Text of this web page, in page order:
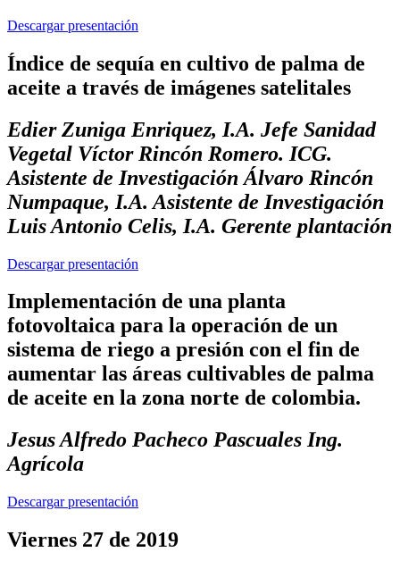
Descargar presentación
Índice de sequía en cultivo de palma de
aceite a través de imágenes satelitales
Edier Zuniga Enriquez, I.A. Jefe Sanidad
Vegetal Víctor Rincón Romero. ICG.
Asistente de Investigación Álvaro Rincón
Numpaque, I.A. Asistente de Investigación
Luis Antonio Celis, I.A. Gerente plantación
Descargar presentación
Implementación de una planta
fotovoltaica para la operación de un
sistema de riego a presión con el fin de
aumentar las áreas cultivables de palma
de aceite en la zona norte de colombia.
Jesus Alfredo Pacheco Pascuales Ing.
Agrícola
Descargar presentación
Viernes 27 de 2019